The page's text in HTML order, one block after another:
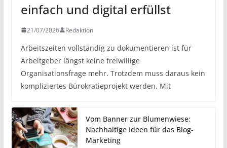
einfach und digital erfüllst
21/07/2026 Redaktion
Arbeitszeiten vollständig zu dokumentieren ist für
Arbeitgeber längst keine freiwillige
Organisationsfrage mehr. Trotzdem muss daraus kein
kompliziertes Bürokratieprojekt werden. Mit
Vom Banner zur Blumenwiese:
Nachhaltige Ideen für das Blog-
Marketing